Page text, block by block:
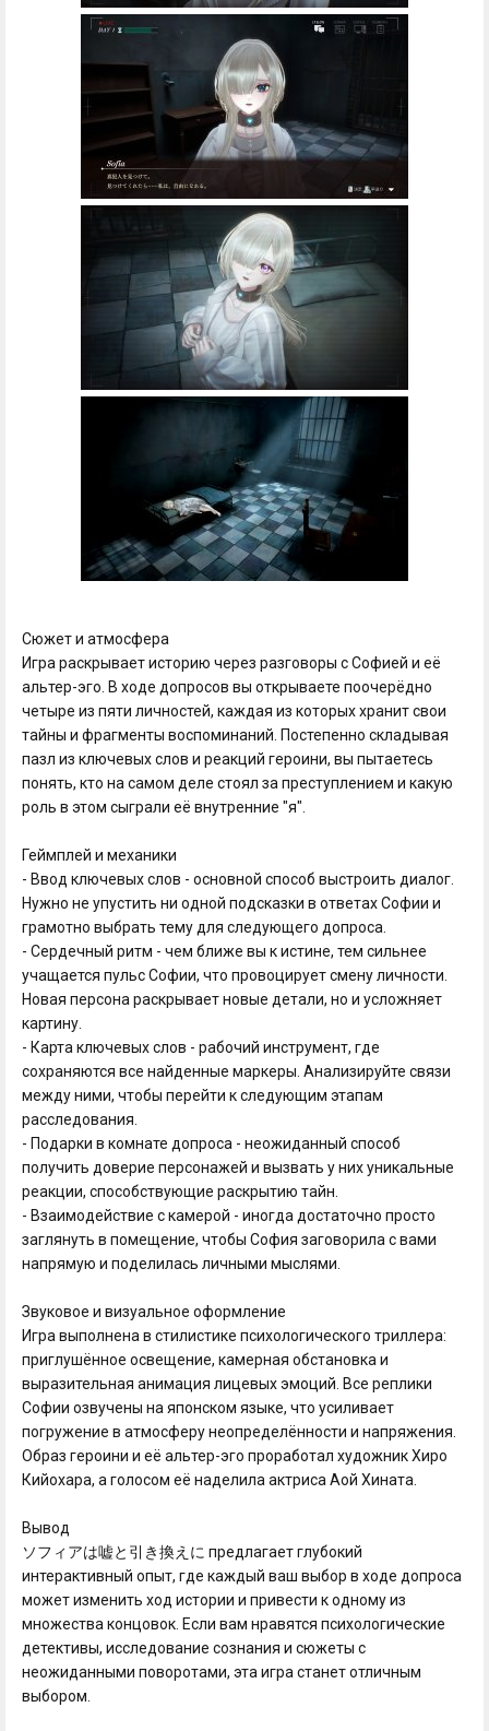
Сюжет и атмосфера
Игра раскрывает историю через разговоры с Софией и её
альтер-эго. В ходе допросов вы открываете поочерёдно
четыре из пяти личностей, каждая из которых хранит свои
тайны и фрагменты воспоминаний. Постепенно складывая
пазл из ключевых слов и реакций героини, вы пытаетесь
понять, кто на самом деле стоял за преступлением и какую
роль в этом сыграли её внутренние "я".
Геймплей и механики
- Ввод ключевых слов - основной способ выстроить диалог.
Нужно не упустить ни одной подсказки в ответах Софии и
грамотно выбрать тему для следующего допроса.
- Сердечный ритм - чем ближе вы к истине, тем сильнее
учащается пульс Софии, что провоцирует смену личности.
Новая персона раскрывает новые детали, но и усложняет
картину.
- Карта ключевых слов - рабочий инструмент, где
сохраняются все найденные маркеры. Анализируйте связи
между ними, чтобы перейти к следующим этапам
расследования.
- Подарки в комнате допроса - неожиданный способ
получить доверие персонажей и вызвать у них уникальные
реакции, способствующие раскрытию тайн.
- Взаимодействие с камерой - иногда достаточно просто
заглянуть в помещение, чтобы София заговорила с вами
напрямую и поделилась личными мыслями.
Звуковое и визуальное оформление
Игра выполнена в стилистике психологического триллера:
приглушённое освещение, камерная обстановка и
выразительная анимация лицевых эмоций. Все реплики
Софии озвучены на японском языке, что усиливает
погружение в атмосферу неопределённости и напряжения.
Образ героини и её альтер-эго проработал художник Хиро
Кийохара, а голосом её наделила актриса Аой Хината.
Вывод
ソフィアは嘘と引き換えに предлагает глубокий
интерактивный опыт, где каждый ваш выбор в ходе допроса
может изменить ход истории и привести к одному из
множества концовок. Если вам нравятся психологические
детективы, исследование сознания и сюжеты с
неожиданными поворотами, эта игра станет отличным
выбором.